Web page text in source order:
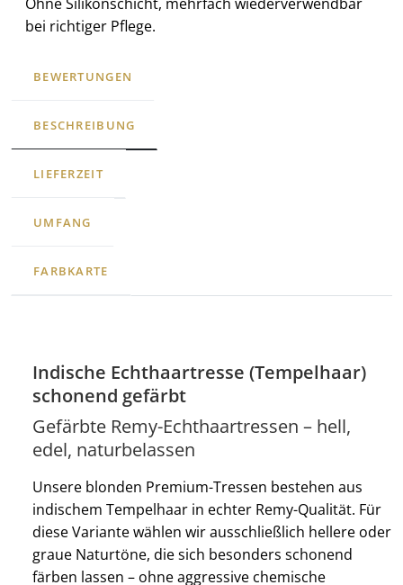
bei richtiger Pflege.
BEWERTUNGEN
BESCHREIBUNG
LIEFERZEIT
UMFANG
FARBKARTE
Indische Echthaartresse (Tempelhaar)
schonend gefärbt
Gefärbte Remy-Echthaartressen – hell,
edel, naturbelassen
Unsere blonden Premium-Tressen bestehen aus
indischem Tempelhaar in echter Remy-Qualität. Für
diese Variante wählen wir ausschließlich hellere oder
graue Naturtöne, die sich besonders schonend
färben lassen – ohne aggressive chemische